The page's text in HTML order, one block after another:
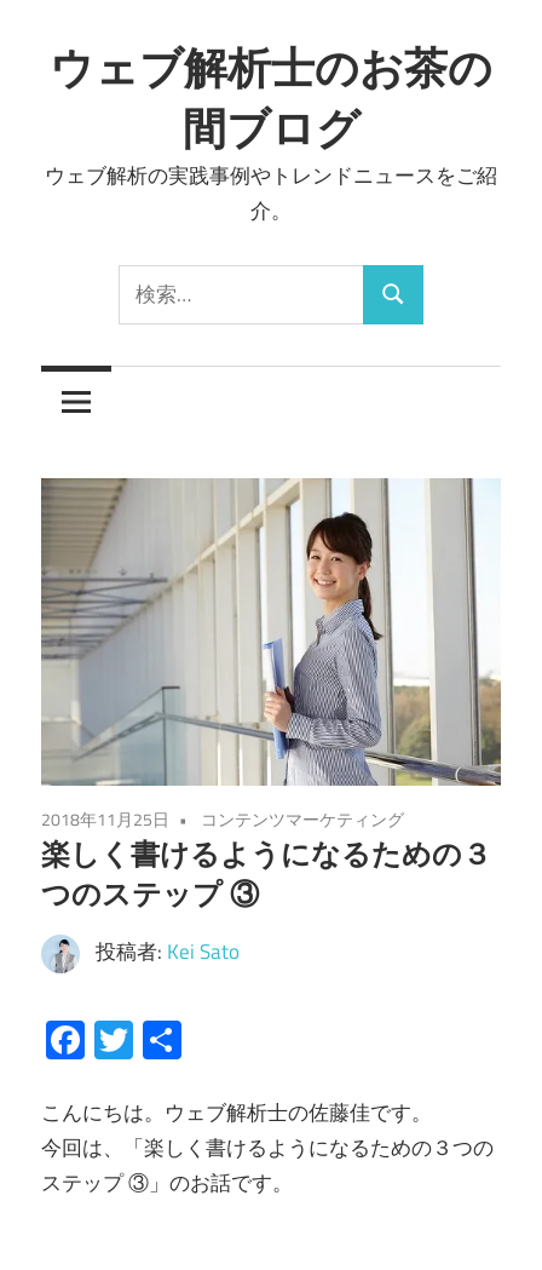
ン
へ
ウェブ解析士のお茶の
間ブログ
ウェブ解析の実践事例やトレンドニュースをご紹
介。
索:
検
2018年11月25日 コンテンツマーケティング
楽しく書けるようになるための３
つのステップ ③
投稿者: Kei Sato
Facebook
Twitter
こんにちは。ウェブ解析士の佐藤佳です。
今回は、「楽しく書けるようになるための３つの
ステップ ③」のお話です。